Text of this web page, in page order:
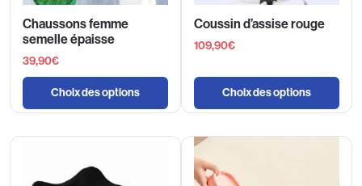
Chaussons femme
semelle épaisse
39,90€
Choix des options
Coussin d’assise rouge
109,90€
Choix des options